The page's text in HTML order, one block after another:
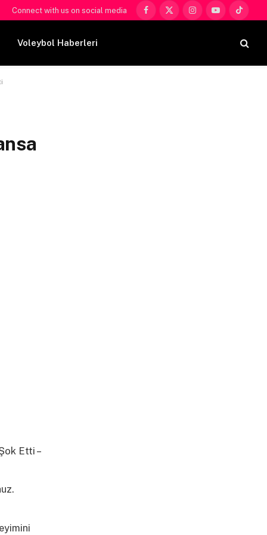
Connect with us on social media
Facebook
X
InstagramYouTubeTikTok
Voleybol Haberleri
Etti –